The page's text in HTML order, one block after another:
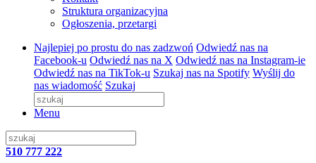
Struktura organizacyjna
Ogłoszenia, przetargi
Najlepiej po prostu do nas zadzwoń Odwiedź nas na
Facebook-u Odwiedź nas na X Odwiedź nas na Instagram-ie
Odwiedź nas na TikTok-u Szukaj nas na Spotify Wyślij do
nas wiadomość Szukaj
Menu
510 777 222